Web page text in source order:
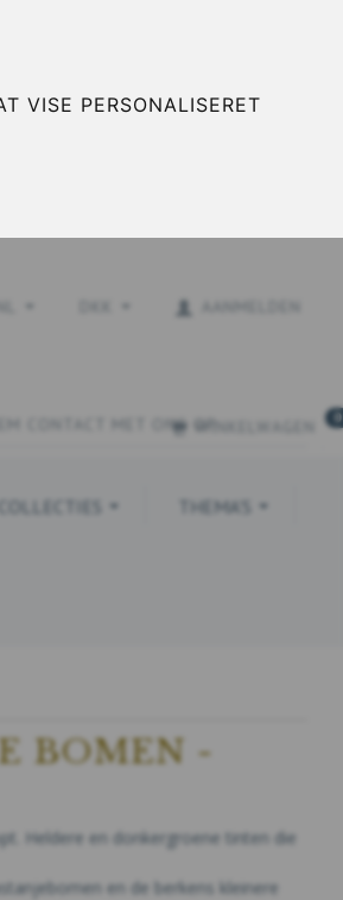
VISE PERSONALISERET
CONTACT MET ONS OPWINKELWAGEN 0
COLLECTIES THEMA'S
BOMEN -
Heldere en donkergroene tinten die
en de berkens kleinere